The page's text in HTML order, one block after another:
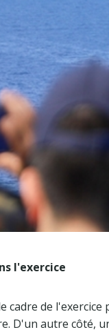
l'exercice
cadre de
D'un autre côté,